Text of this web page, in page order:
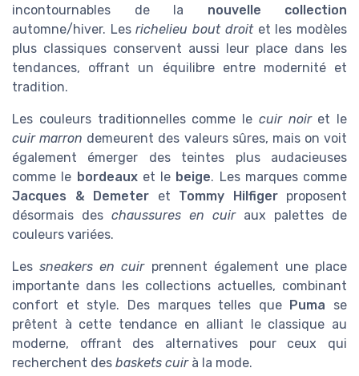
incontournables de la nouvelle collection
automne/hiver. Lesrichelieu bout droitet les modèles
plus classiques conservent aussi leur place dans les
tendances, offrant un équilibre entre modernité et
tradition.
Les couleurs traditionnelles comme le cuir noiret le
cuir marron demeurent des valeurs sûres, mais on voit
également émerger des teintes plus audacieuses
comme le bordeauxet le beige. Les marques comme
Jacques & Demeter et Tommy Hilfigerproposent
désormais des chaussures en cuiraux palettes de
couleurs variées.
Lessneakers en cuirprennent également une place
importante dans les collections actuelles, combinant
confort et style. Des marques telles que
Puma se
prêtent à cette tendance en alliant le classique au
moderne, offrant des alternatives pour ceux qui
recherchent des baskets cuirà la mode.